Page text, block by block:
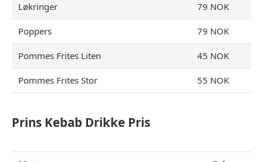
Løkringer 79 NOK
Poppers 79 NOK
Pommes Frites Liten 45 NOK
Pommes Frites Stor 55 NOK
Prins Kebab Drikke Pris